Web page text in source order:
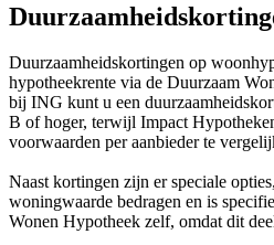
Duurzaamheidskortingen op
hypotheekrente via de Duurzaam
bij ING kunt u een
B of hoger, terwijl Impact
voorwaarden per aanbieder te
Naast kortingen zijn er speciale
woningwaarde bedragen en is
Wonen Hypotheek zelf, omdat dit